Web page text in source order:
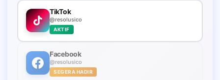
TikTok
@resolusico
AKTIF
Facebook
@resolusico
SEGERA HADIR